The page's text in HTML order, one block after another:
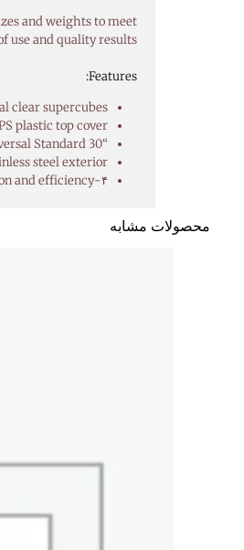
and weights to meet
use and quality results.
Features:
clear supercubes
plastic top cover
“Universal Standard 30”.
steel exterior
۴-pipe system patent, to increase production and efficiency
محصولات مشابه